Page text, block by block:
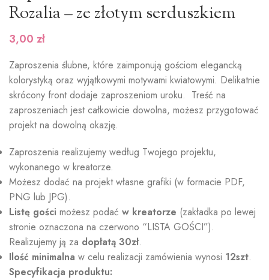
Rozalia – ze złotym serduszkiem
3,00 zł
Zaproszenia ślubne, które zaimponują gościom elegancką
kolorystyką oraz wyjątkowymi motywami kwiatowymi. Delikatnie
skrócony front dodaje zaproszeniom uroku. Treść na
zaproszeniach jest całkowicie dowolna, możesz przygotować
projekt na dowolną okazję.
Zaproszenia realizujemy według Twojego projektu,
wykonanego w kreatorze.
Możesz dodać na projekt własne grafiki (w formacie PDF,
PNG lub JPG).
Listę gości możesz podać w kreatorze (zakładka po lewej
stronie oznaczona na czerwono “LISTA GOŚCI”).
Realizujemy ją za dopłatą 30zł.
Ilość minimalna w celu realizacji zamówienia wynosi 12szt.
Specyfikacja produktu: